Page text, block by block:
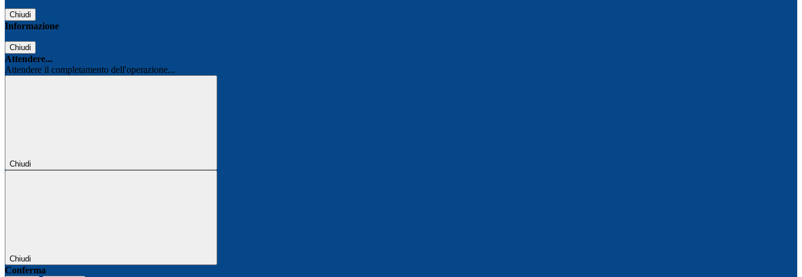
Chiudi
Informazione
Chiudi
Attendere...
Attendere il completamento dell'operazione...
Chiudi
Chiudi
Conferma